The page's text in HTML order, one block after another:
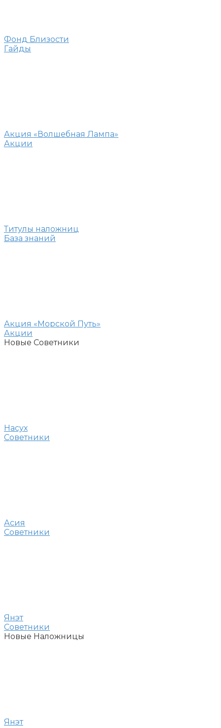
Фонд Близости
Гайды
Акция «Волшебная Лампа»
Акции
Титулы наложниц
База знаний
Акция «Морской Путь»
Акции
Новые Советники
Насух
Советники
Асия
Советники
Янэт
Советники
Новые Наложницы
Янэт